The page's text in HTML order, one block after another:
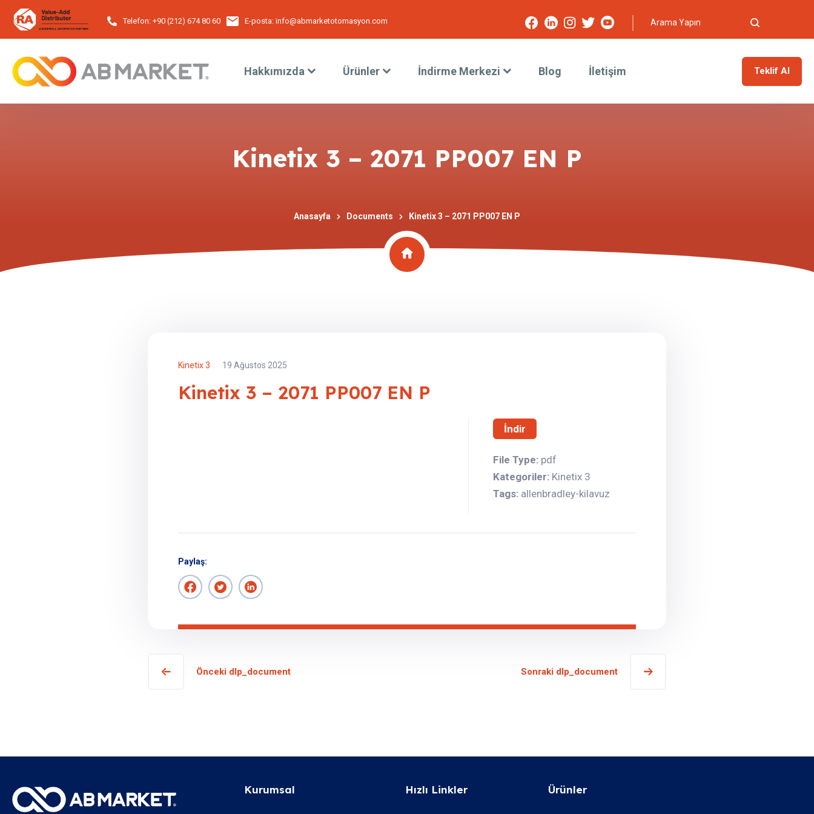
Telefon:+90 (212) 674 80 60 E-posta: info@abmarketotomasyon.com
Hakkımızda Ürünler İndirme Merkezi Blog İletişim Teklif Al
Kinetix 3 – 2071 PP007 EN P
Anasayfa Documents Kinetix 3 – 2071 PP007 EN P
Kinetix 3 19 Ağustos 2025
Kinetix 3 – 2071 PP007 EN P
İndir
File Type: pdf
Kategoriler:Kinetix 3
Tags: allenbradley-kilavuz
Paylaş:
Önceki dlp_document Sonraki dlp_document
Kurumsal Hızlı Linkler Ürünler